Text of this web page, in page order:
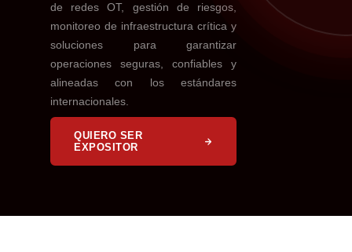
de redes OT, gestión de riesgos,
monitoreo de infraestructura crítica y
soluciones para garantizar
operaciones seguras, confiables y
alineadas con los estándares
internacionales.
QUIERO SER
EXPOSITOR